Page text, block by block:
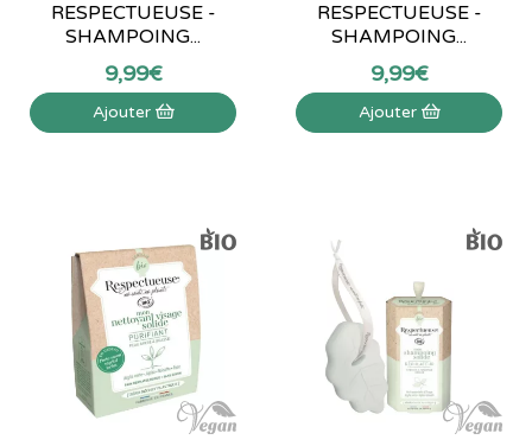
RESPECTUEUSE -
SHAMPOING...
9,99€
Ajouter
RESPECTUEUSE -
SHAMPOING...
9,99€
Ajouter